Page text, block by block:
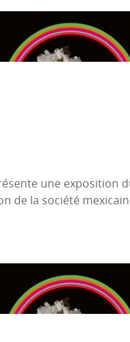
une exposition
de la société